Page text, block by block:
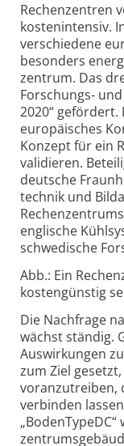
Rechenzentren
kosten­intensiv.
verschiedene
besonders
zentrum. Das
Forschungs-
2020“ gefördert.
europäisches
Konzept für ein
validieren.
deutsche
technik und
englische
schwedische
Abb.: Ein
kostengünstig
Die Nachfrage
wächst ständig.
Auswirkungen
zum Ziel
voranzutreiben,
verbinden